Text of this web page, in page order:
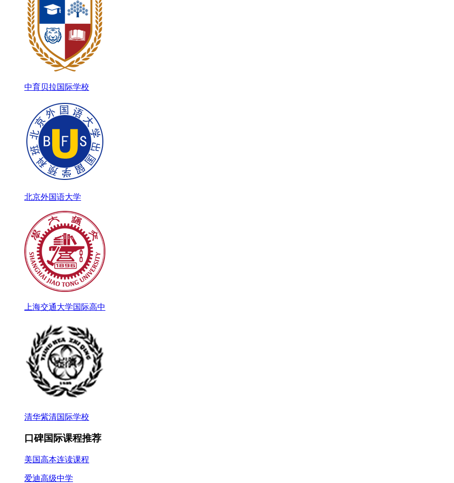
中育贝拉国际学校
北京外国语大学
上海交通大学国际高中
清华紫清国际学校
口碑国际课程推荐
美国高本连读课程
爱迪高级中学